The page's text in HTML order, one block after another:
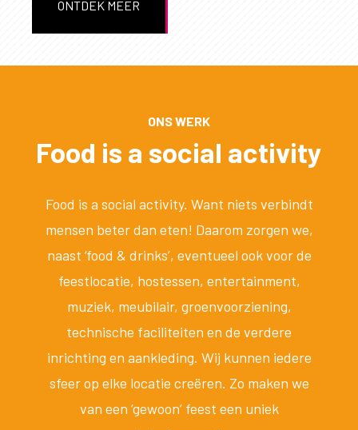
ONTDEK MEER
ONS WERK
Food is a social activity
Food is a social activity. Want niets verbindt
mensen beter dan eten! Daarom zorgen we,
naast ‘food & drinks’, eventueel ook voor de
feestlocatie, hostessen, entertainment,
muziek, meubilair, groenvoorziening,
technische faciliteiten en de verdere
inrichting en aankleding. Wij kunnen iedere
sfeer op elke locatie creëren. Zo maken we
van een ‘gewoon’ feest een uniek